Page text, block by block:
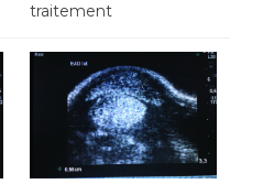
traitement